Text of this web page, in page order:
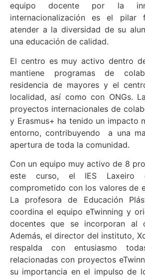
equipo docente por la
internacionalización es el pilar
atender a la diversidad de su
una educación de calidad.
El centro es muy activo dentro
mantiene programas de
residencia de mayores y el
localidad, así como con ONGs.
proyectos internacionales de
y Erasmus+ ha tenido un impacto
entorno, contribuyendo a una
apertura de toda la comunidad.
Con un equipo muy activo de 8
este curso, el IES Laxeiro
comprometido con los valores de
La profesora de Educación
coordina el equipo eTwinning y
docentes que se incorporan al
Además, el director del instituto,
respalda con entusiasmo
relacionadas con proyectos
su importancia en el impulso de